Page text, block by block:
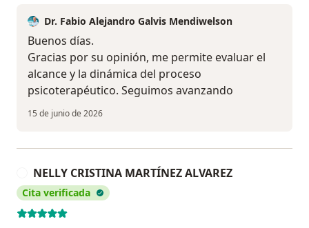
Dr. Fabio Alejandro Galvis Mendiwelson
Buenos días.
Gracias por su opinión, me permite evaluar el
alcance y la dinámica del proceso
psicoterapéutico. Seguimos avanzando
15 de junio de 2026
NELLY CRISTINA MARTÍNEZ ALVAREZ
Cita verificada